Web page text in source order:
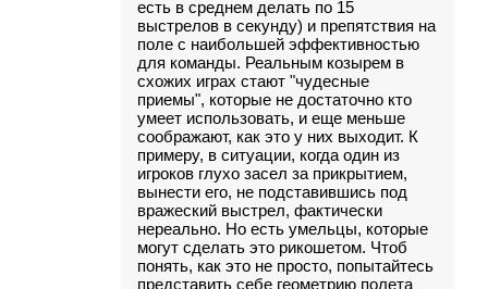
есть в среднем делать по 15
выстрелов в секунду) и препятствия на
поле с наибольшей эффективностью
для команды. Реальным козырем в
схожих играх стают "чудесные
приемы", которые не достаточно кто
умеет использовать, и еще меньше
соображают, как это у них выходит. К
примеру, в ситуации, когда один из
игроков глухо засел за прикрытием,
вынести его, не подставившись под
вражеский выстрел, фактически
нереально. Но есть умельцы, которые
могут сделать это рикошетом. Чтоб
понять, как это не просто, попытайтесь
представить себе геометрию полета